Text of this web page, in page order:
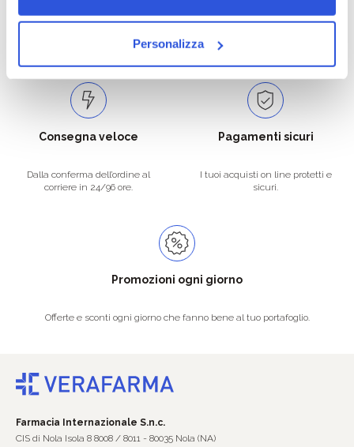
Personalizza
Catalogo prodotti ampio e completo
Con un acquisto minimo di 29.90 €
Spedizioni in tutta Europa a 20€.
Consegna veloce
Dalla conferma dell’ordine al
corriere in 24/96 ore.
Pagamenti sicuri
I tuoi acquisti on line protetti e
sicuri.
Promozioni ogni giorno
Offerte e sconti ogni giorno che fanno bene al tuo portafoglio.
Farmacia Internazionale S.n.c.
CIS di Nola Isola 8 8008 / 8011 - 80035 Nola (NA)